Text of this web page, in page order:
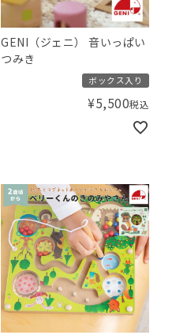
GENI（ジェニ） 音いっぱい
つみき
ボックス入り
¥5,500税込